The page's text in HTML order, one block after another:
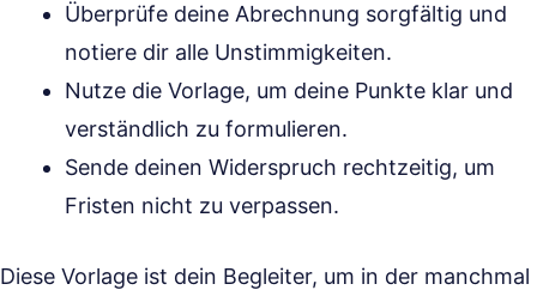
Überprüfe deine Abrechnung sorgfältig und
notiere dir alle Unstimmigkeiten.
Nutze die Vorlage, um deine Punkte klar und
verständlich zu formulieren.
Sende deinen Widerspruch rechtzeitig, um
Fristen nicht zu verpassen.
Diese Vorlage ist dein Begleiter, um in der manchmal